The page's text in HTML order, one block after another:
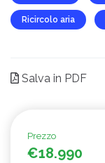
Ricircolo aria
Salva in PDF
Prezzo
€18.990